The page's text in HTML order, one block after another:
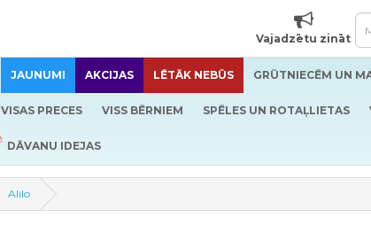
Vajadzētu zināt
JAUNUMI AKCIJAS LĒTĀK NEBŪS GRŪTNIECĒM UN
VISAS PRECES VISS BĒRNIEM SPĒLES UN ROTAĻLIETAS
DĀVANU IDEJAS
Alilo